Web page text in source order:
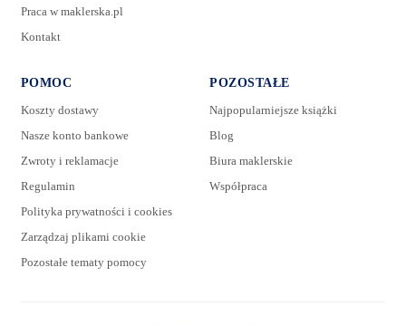
Praca w maklerska.pl
Kontakt
POMOC
Koszty dostawy
Nasze konto bankowe
Zwroty i reklamacje
Regulamin
Polityka prywatności i cookies
Zarządzaj plikami cookie
Pozostałe tematy pomocy
POZOSTAŁE
Najpopularniejsze książki
Blog
Biura maklerskie
Współpraca